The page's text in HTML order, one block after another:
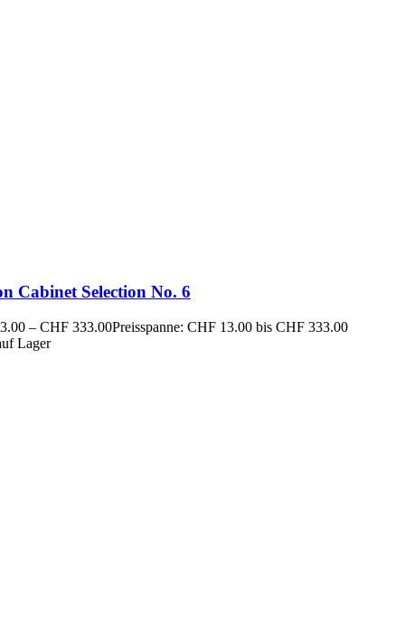
Cabinet Selection No. 6
– CHF 333.00Preisspanne: CHF 13.00 bis CHF 333.00
Lager